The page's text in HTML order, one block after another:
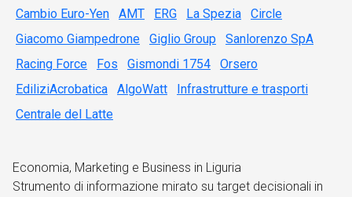
Cambio Euro-Yen
AMT ERG La Spezia
Circle
Giacomo Giampedrone
Giglio Group
Sanlorenzo SpA
Racing Force
Fos Gismondi 1754
Orsero
EdiliziAcrobatica
AlgoWatt
Infrastrutture e trasporti
Centrale del Latte
Economia, Marketing e Business in Liguria
Strumento di informazione mirato su target decisionali in